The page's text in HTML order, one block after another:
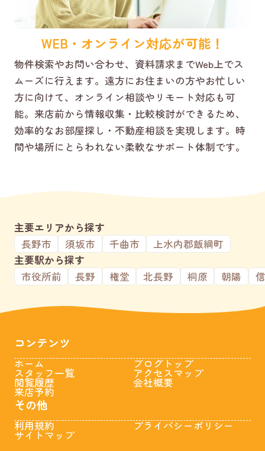
WEB・オンライン対応が可能！
物件検索やお問い合わせ、資料請求までWeb上でス
ムーズに行えます。遠方にお住まいの方やお忙しい
方に向けて、オンライン相談やリモート対応も可
能。来店前から情報収集・比較検討ができるため、
効率的なお部屋探し・不動産相談を実現します。時
間や場所にとらわれない柔軟なサポート体制です。
主要エリアから探す
長野市
須坂市 千曲市
上水内郡飯綱町
主要駅から探す
市役所前
長野 権堂 北長野 桐原 朝陽
コンテンツ
ホーム
スタッフ一覧
閲覧履歴
来店予約
ブログトップ
アクセスマップ
会社概要
その他
利用規約
サイトマップ
プライバシーポリシー